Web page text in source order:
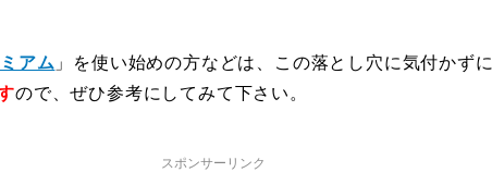
アム 」を使い始めの方などは、この落とし穴に気付かずに
ので、ぜひ参考にしてみて下さい。
スポンサーリンク